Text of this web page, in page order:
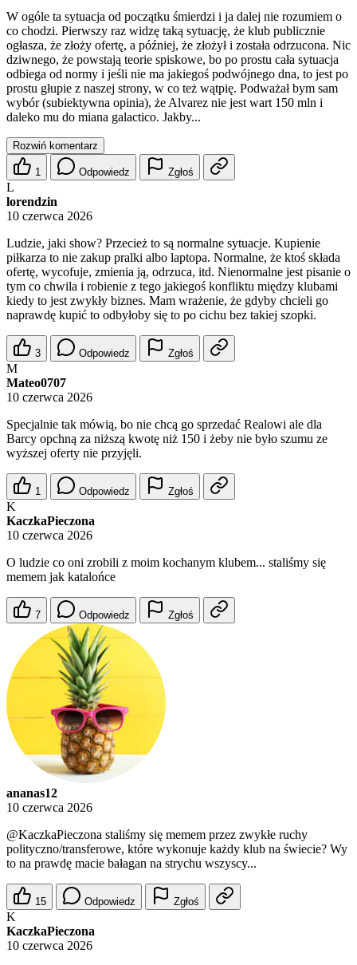
W ogóle ta sytuacja od początku śmierdzi i ja dalej nie rozumiem o
co chodzi. Pierwszy raz widzę taką sytuację, że klub publicznie
ogłasza, że złoży ofertę, a później, że złożył i została odrzucona. Nic
dziwnego, że powstają teorie spiskowe, bo po prostu cała sytuacja
odbiega od normy i jeśli nie ma jakiegoś podwójnego dna, to jest po
prostu głupie z naszej strony, w co też wątpię. Podważał bym sam
wybór (subiektywna opinia), że Alvarez nie jest wart 150 mln i
daleko mu do miana galactico. Jakby...
Rozwiń komentarz
1 Odpowiedz Zgłoś
L
lorendzin
10 czerwca 2026
Ludzie, jaki show? Przecież to są normalne sytuacje. Kupienie
piłkarza to nie zakup pralki albo laptopa. Normalne, że ktoś składa
ofertę, wycofuje, zmienia ją, odrzuca, itd. Nienormalne jest pisanie o
tym co chwila i robienie z tego jakiegoś konfliktu między klubami
kiedy to jest zwykły biznes. Mam wrażenie, że gdyby chcieli go
naprawdę kupić to odbyłoby się to po cichu bez takiej szopki.
3 Odpowiedz Zgłoś
M
Mateo0707
10 czerwca 2026
Specjalnie tak mówią, bo nie chcą go sprzedać Realowi ale dla
Barcy opchną za niższą kwotę niż 150 i żeby nie było szumu ze
wyższej oferty nie przyjęli.
1 Odpowiedz Zgłoś
K
KaczkaPieczona
10 czerwca 2026
O ludzie co oni zrobili z moim kochanym klubem... staliśmy się
memem jak katalońce
7 Odpowiedz Zgłoś
ananas12
10 czerwca 2026
@KaczkaPieczona staliśmy się memem przez zwykłe ruchy
polityczno/transferowe, które wykonuje każdy klub na świecie? Wy
to na prawdę macie bałagan na strychu wszyscy...
15 Odpowiedz Zgłoś
K
KaczkaPieczona
10 czerwca 2026